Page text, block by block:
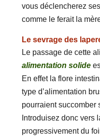
vous déclencherez
comme le ferait la
Le sevrage des
Le passage de cette
alimentation solide
En effet la flore
type d’alimentation
pourraient succomber
Introduisez donc vers
progressivement du